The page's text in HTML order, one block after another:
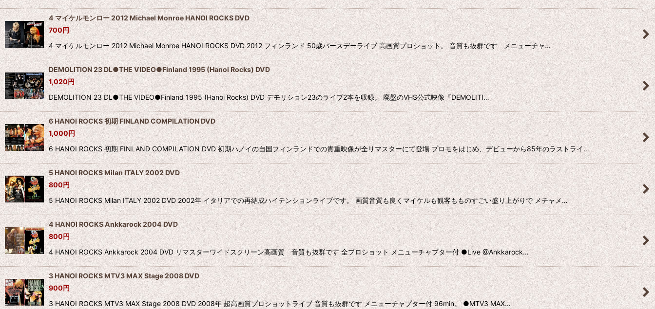
4 マイケルモンロー 2012 Michael Monroe HANOI ROCKS DVD
700円
4 マイケルモンロー 2012 Michael Monroe HANOI ROCKS DVD 2012 フィンランド 50歳バースデーライブ 高画質プロショット。 音質も抜群です メニューチャ…
DEMOLITION 23 DL●THE VIDEO●Finland 1995 (Hanoi Rocks) DVD
1,020円
DEMOLITION 23 DL●THE VIDEO●Finland 1995 (Hanoi Rocks) DVD デモリション23のライブ2本を収録。 廃盤のVHS公式映像『DEMOLITI…
6 HANOI ROCKS 初期 FINLAND COMPILATION DVD
1,000円
6 HANOI ROCKS 初期 FINLAND COMPILATION DVD 初期ハノイの自国フィンランドでの貴重映像が全リマスターにて登場 プロモをはじめ、デビューから85年のラストライ…
5 HANOI ROCKS Milan ITALY 2002 DVD
800円
5 HANOI ROCKS Milan ITALY 2002 DVD 2002年 イタリアでの再結成ハイテンションライブです。 画質音質も良くマイケルも観客もものすごい盛り上がりで メチャメ…
4 HANOI ROCKS Ankkarock 2004 DVD
800円
4 HANOI ROCKS Ankkarock 2004 DVD リマスターワイドスクリーン高画質 音質も抜群です 全プロショット メニューチャプター付 ●Live @Ankkarock…
3 HANOI ROCKS MTV3 MAX Stage 2008 DVD
900円
3 HANOI ROCKS MTV3 MAX Stage 2008 DVD 2008年 超高画質プロショットライブ 音質も抜群です メニューチャプター付 96min。 ●MTV3 MAX…